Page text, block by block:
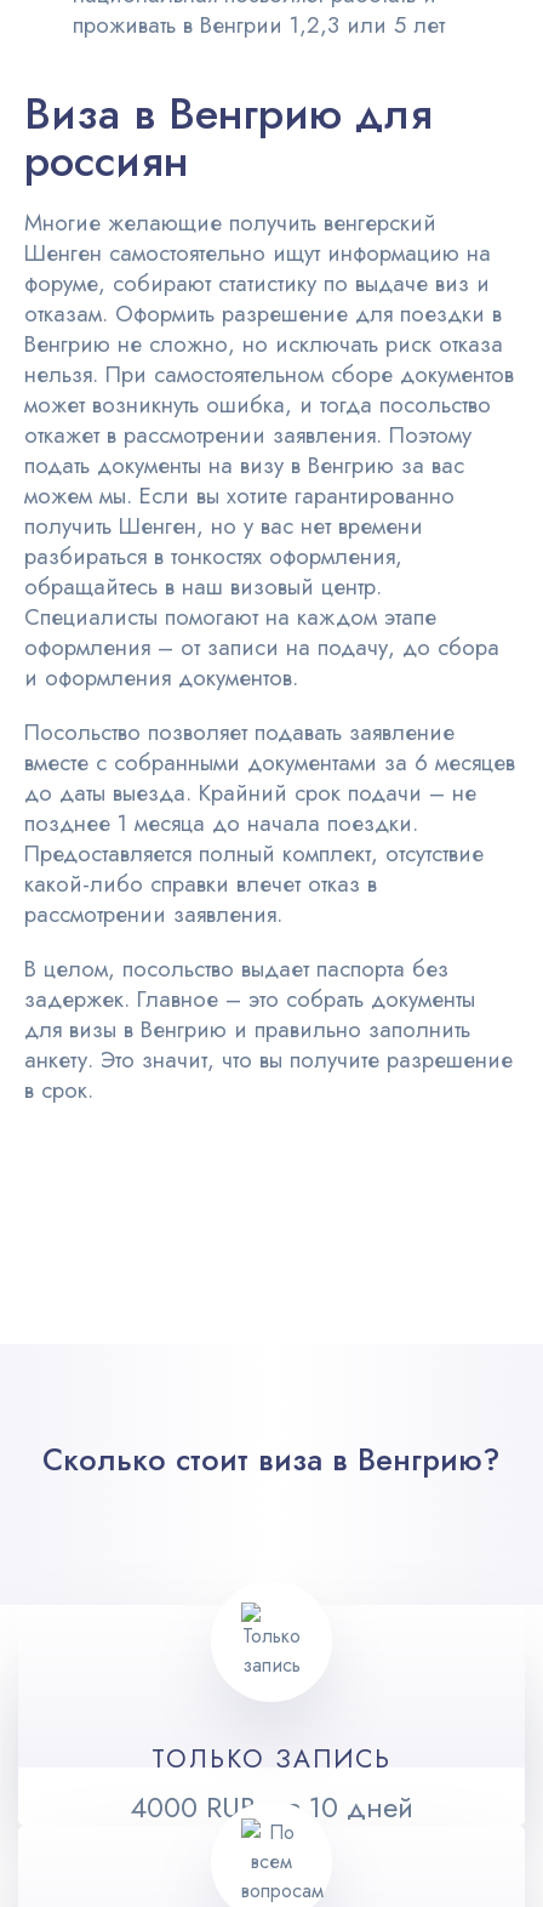
проживать в Венгрии 1,2,3 или 5 лет
Виза в Венгрию для
россиян
Многие желающие получить венгерский
Шенген самостоятельно ищут информацию на
форуме, собирают статистику по выдаче виз и
отказам. Оформить разрешение для поездки в
Венгрию не сложно, но исключать риск отказа
нельзя. При самостоятельном сборе документов
может возникнуть ошибка, и тогда посольство
откажет в рассмотрении заявления. Поэтому
подать документы на визу в Венгрию за вас
можем мы. Если вы хотите гарантированно
получить Шенген, но у вас нет времени
разбираться в тонкостях оформления,
обращайтесь в наш визовый центр.
Специалисты помогают на каждом этапе
оформления – от записи на подачу, до сбора
и оформления документов.
Посольство позволяет подавать заявление
вместе с собранными документами за 6 месяцев
до даты выезда. Крайний срок подачи – не
позднее 1 месяца до начала поездки.
Предоставляется полный комплект, отсутствие
какой-либо справки влечет отказ в
рассмотрении заявления.
В целом, посольство выдает паспорта без
задержек. Главное – это собрать документы
для визы в Венгрию и правильно заполнить
анкету. Это значит, что вы получите разрешение
в срок.
Сколько стоит виза в Венгрию?
ТОЛЬКО ЗАПИСЬ
4000 RUB, за 10 дней